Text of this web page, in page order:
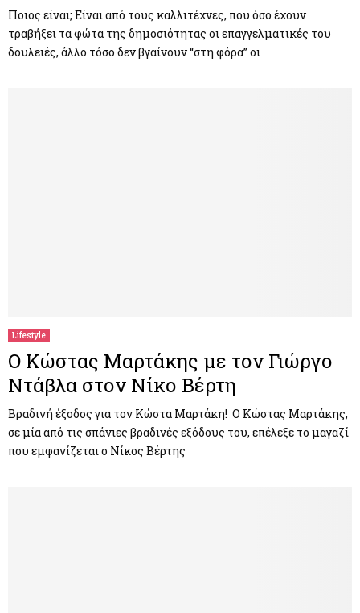
Ποιος είναι; Είναι από τους καλλιτέχνες, που όσο έχουν
τραβήξει τα φώτα της δημοσιότητας οι επαγγελματικές του
δουλειές, άλλο τόσο δεν βγαίνουν “στη φόρα” οι
Lifestyle
Ο Κώστας Μαρτάκης με τον Γιώργο
Ντάβλα στον Νίκο Βέρτη
Βραδινή έξοδος για τον Κώστα Μαρτάκη! Ο Κώστας Μαρτάκης,
σε μία από τις σπάνιες βραδινές εξόδους του, επέλεξε το μαγαζί
που εμφανίζεται ο Νίκος Βέρτης